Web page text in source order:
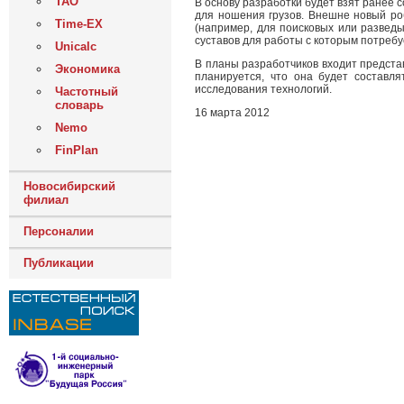
Time-EX
Unicalc
Экономика
Частотный
словарь
Nemo
FinPlan
Новосибирский
филиал
Персоналии
Публикации
для ношения грузов. Внешне новый
(например, для поисковых или
суставов для работы с которым
В планы разработчиков входит
планируется, что она будет
исследования технологий.
16 марта 2012